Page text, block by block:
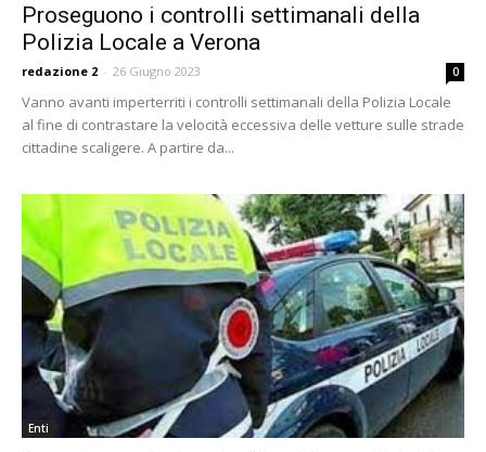
Proseguono i controlli settimanali della
Polizia Locale a Verona
redazione 2 - 26 Giugno 2023 0
Vanno avanti imperterriti i controlli settimanali della Polizia Locale
al fine di contrastare la velocità eccessiva delle vetture sulle strade
cittadine scaligere. A partire da...
Enti